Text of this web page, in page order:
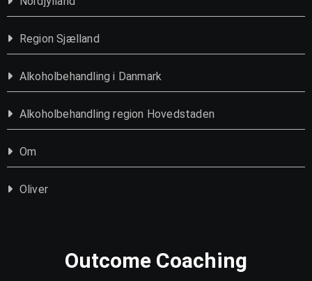
Region Sjælland
Alkoholbehandling i Danmark
Alkoholbehandling region Hovedstaden
Om
Oliver
Outcome Coaching